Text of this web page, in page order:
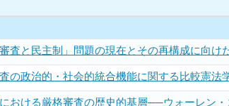
審査と民主制」問題の現在とその再構成に向
の政治的・社会的統合機能に関する比較憲法
おける厳格審査の歴史的基層──ウォーレン